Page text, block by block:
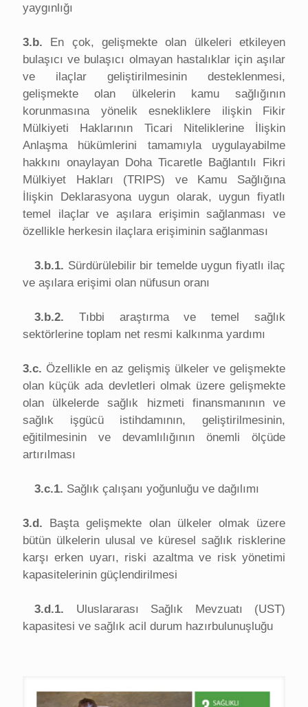
yaygınlığı
3.b. En çok, gelişmekte olan ülkeleri etkileyen
bulaşıcı ve bulaşıcı olmayan hastalıklar için aşılar
ve ilaçlar geliştirilmesinin desteklenmesi,
gelişmekte olan ülkelerin kamu sağlığının
korunmasına yönelik esnekliklere ilişkin Fikir
Mülkiyeti Haklarının Ticari Niteliklerine İlişkin
Anlaşma hükümlerini tamamıyla uygulayabilme
hakkını onaylayan Doha Ticaretle Bağlantılı Fikri
Mülkiyet Hakları (TRIPS) ve Kamu Sağlığına
İlişkin Deklarasyona uygun olarak, uygun fiyatlı
temel ilaçlar ve aşılara erişimin sağlanması ve
özellikle herkesin ilaçlara erişiminin sağlanması
3.b.1. Sürdürülebilir bir temelde uygun fiyatlı ilaç
ve aşılara erişimi olan nüfusun oranı
3.b.2. Tıbbi araştırma ve temel sağlık
sektörlerine toplam net resmi kalkınma yardımı
3.c. Özellikle en az gelişmiş ülkeler ve gelişmekte
olan küçük ada devletleri olmak üzere gelişmekte
olan ülkelerde sağlık hizmeti finansmanının ve
sağlık işgücü istihdamının, geliştirilmesinin,
eğitilmesinin ve devamlılığının önemli ölçüde
artırılması
3.c.1. Sağlık çalışanı yoğunluğu ve dağılımı
3.d. Başta gelişmekte olan ülkeler olmak üzere
bütün ülkelerin ulusal ve küresel sağlık risklerine
karşı erken uyarı, riski azaltma ve risk yönetimi
kapasitelerinin güçlendirilmesi
3.d.1. Uluslararası Sağlık Mevzuatı (UST)
kapasitesi ve sağlık acil durum hazırbulunuşluğu